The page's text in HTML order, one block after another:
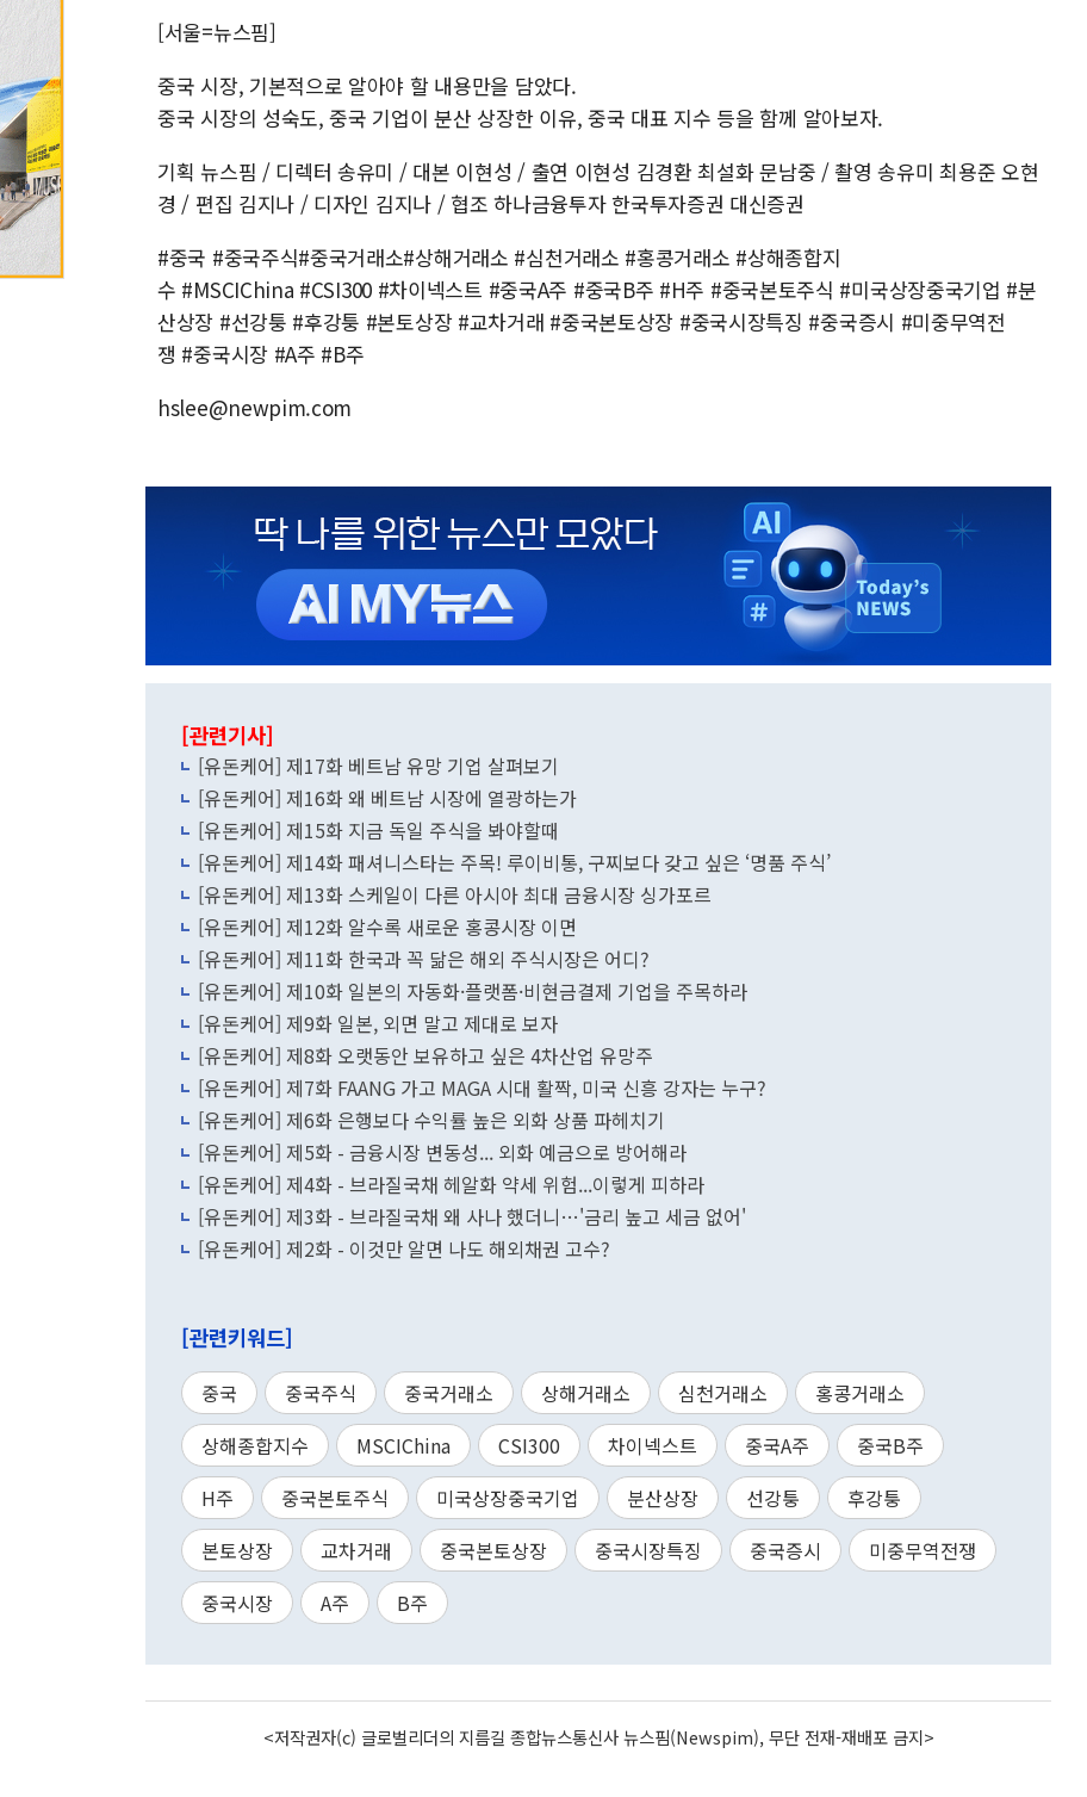
[서울=뉴스핌]
중국 시장, 기본적으로 알아야 할 내용만을 담았다.
중국 시장의 성숙도, 중국 기업이 분산 상장한 이유, 중국 대표 지수 등을 함께 알아보자.
기획 뉴스핌 / 디렉터 송유미 / 대본 이현성 / 출연 이현성 김경환 최설화 문남중 / 촬영 송유미 최용준 오현
경 / 편집 김지나 / 디자인 김지나 / 협조 하나금융투자 한국투자증권 대신증권
#중국 #중국주식#중국거래소#상해거래소 #심천거래소 #홍콩거래소 #상해종합지
수 #MSCIChina #CSI300 #차이넥스트 #중국A주 #중국B주 #H주 #중국본토주식 #미국상장중국기업 #분
산상장 #선강퉁 #후강퉁 #본토상장 #교차거래 #중국본토상장 #중국시장특징 #중국증시 #미중무역전
쟁 #중국시장 #A주 #B주
hslee@newpim.com
[관련기사]
[유돈케어] 제17화 베트남 유망 기업 살펴보기
[유돈케어] 제16화 왜 베트남 시장에 열광하는가
[유돈케어] 제15화 지금 독일 주식을 봐야할때
[유돈케어] 제14화 패셔니스타는 주목! 루이비통, 구찌보다 갖고 싶은 ‘명품 주식’
[유돈케어] 제13화 스케일이 다른 아시아 최대 금융시장 싱가포르
[유돈케어] 제12화 알수록 새로운 홍콩시장 이면
[유돈케어] 제11화 한국과 꼭 닮은 해외 주식시장은 어디?
[유돈케어] 제10화 일본의 자동화·플랫폼·비현금결제 기업을 주목하라
[유돈케어] 제9화 일본, 외면 말고 제대로 보자
[유돈케어] 제8화 오랫동안 보유하고 싶은 4차산업 유망주
[유돈케어] 제7화 FAANG 가고 MAGA 시대 활짝, 미국 신흥 강자는 누구?
[유돈케어] 제6화 은행보다 수익률 높은 외화 상품 파헤치기
[유돈케어] 제5화 - 금융시장 변동성... 외화 예금으로 방어해라
[유돈케어] 제4화 - 브라질국채 헤알화 약세 위험...이렇게 피하라
[유돈케어] 제3화 - 브라질국채 왜 사나 했더니…'금리 높고 세금 없어'
[유돈케어] 제2화 - 이것만 알면 나도 해외채권 고수?
[관련키워드]
중국 중국주식 중국거래소 상해거래소 심천거래소
홍콩거래소
상해종합지수
MSCIChina CSI300 차이넥스트 중국A주
중국B주
H주
중국본토주식 미국상장중국기업 분산상장 선강퉁
후강퉁
본토상장
교차거래 중국본토상장 중국시장특징 중국증시
미중무역전쟁
중국시장
A주 B주
<저작권자(c) 글로벌리더의 지름길 종합뉴스통신사 뉴스핌(Newspim), 무단 전재-재배포 금지>